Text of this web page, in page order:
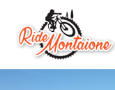
content